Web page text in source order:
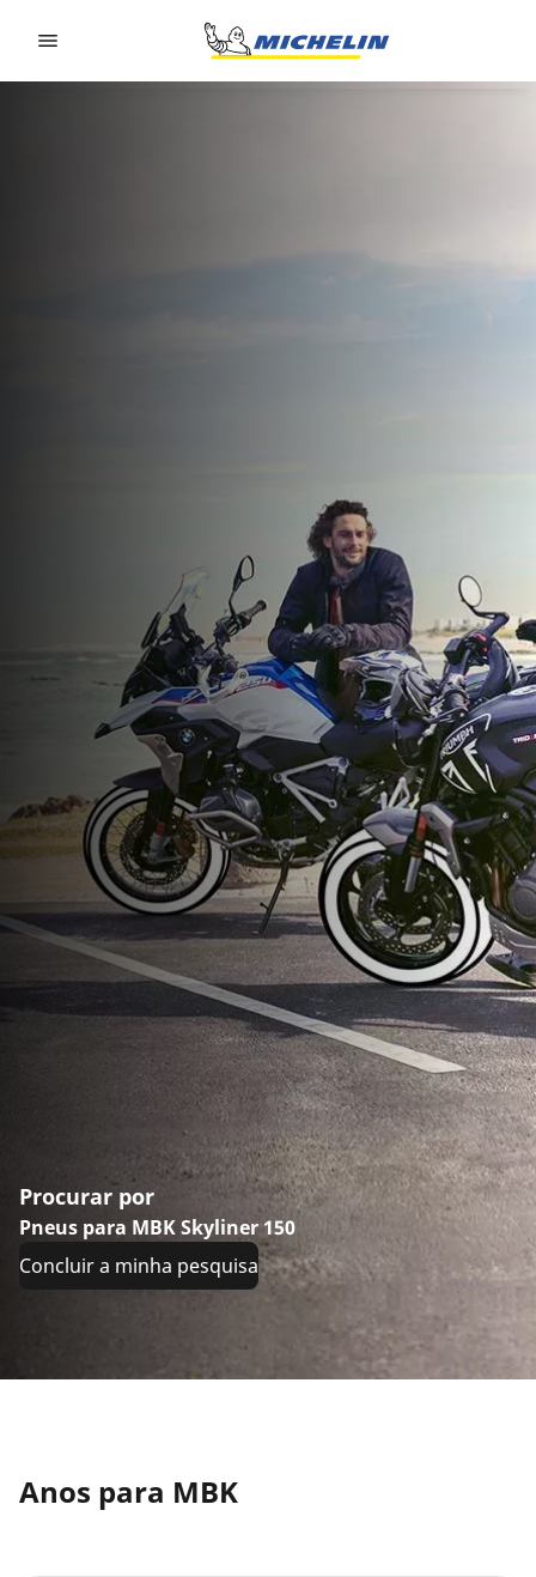
Procurar por
Pneus para MBK Skyliner 150
Concluir a minha pesquisa
Anos para MBK